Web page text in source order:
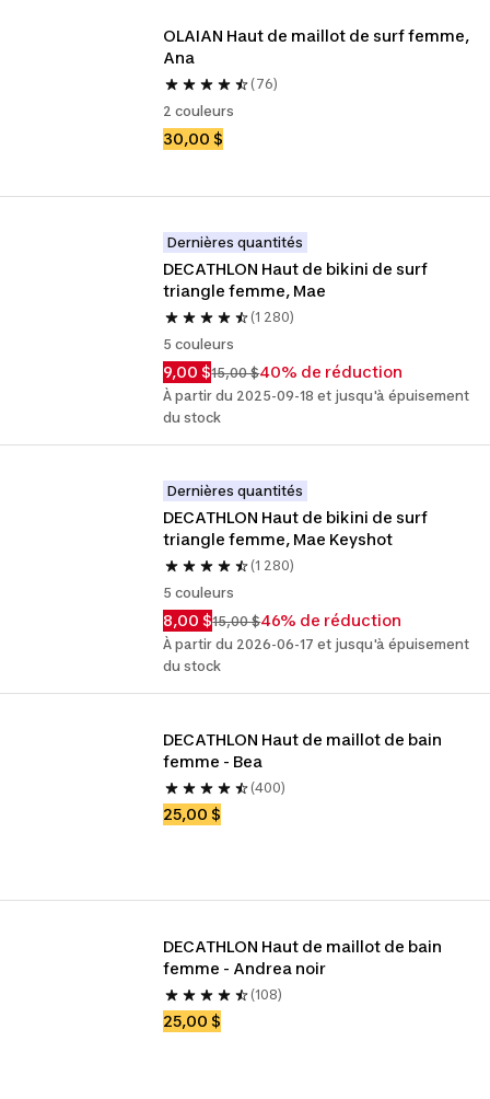
OLAIAN Haut de maillot de surf femme,
Ana
(76)
2 couleurs
30,00 $
Dernières quantités
DECATHLON Haut de bikini de surf
triangle femme, Mae
(1 280)
5 couleurs
9,00 $15,00 $40% de réduction
À partir du 2025-09-18 et jusqu'à épuisement
du stock
Dernières quantités
DECATHLON Haut de bikini de surf
triangle femme, Mae Keyshot
(1 280)
5 couleurs
8,00 $15,00 $46% de réduction
À partir du 2026-06-17 et jusqu'à épuisement
du stock
DECATHLON Haut de maillot de bain
femme - Bea
(400)
25,00 $
DECATHLON Haut de maillot de bain
femme - Andrea noir
(108)
25,00 $